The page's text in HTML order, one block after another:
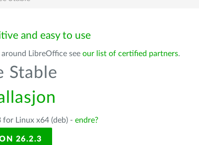
and easy to use
LibreOffice see our list of certified partners.
Stable
Linux x64 (deb) - endre?
26.2.3